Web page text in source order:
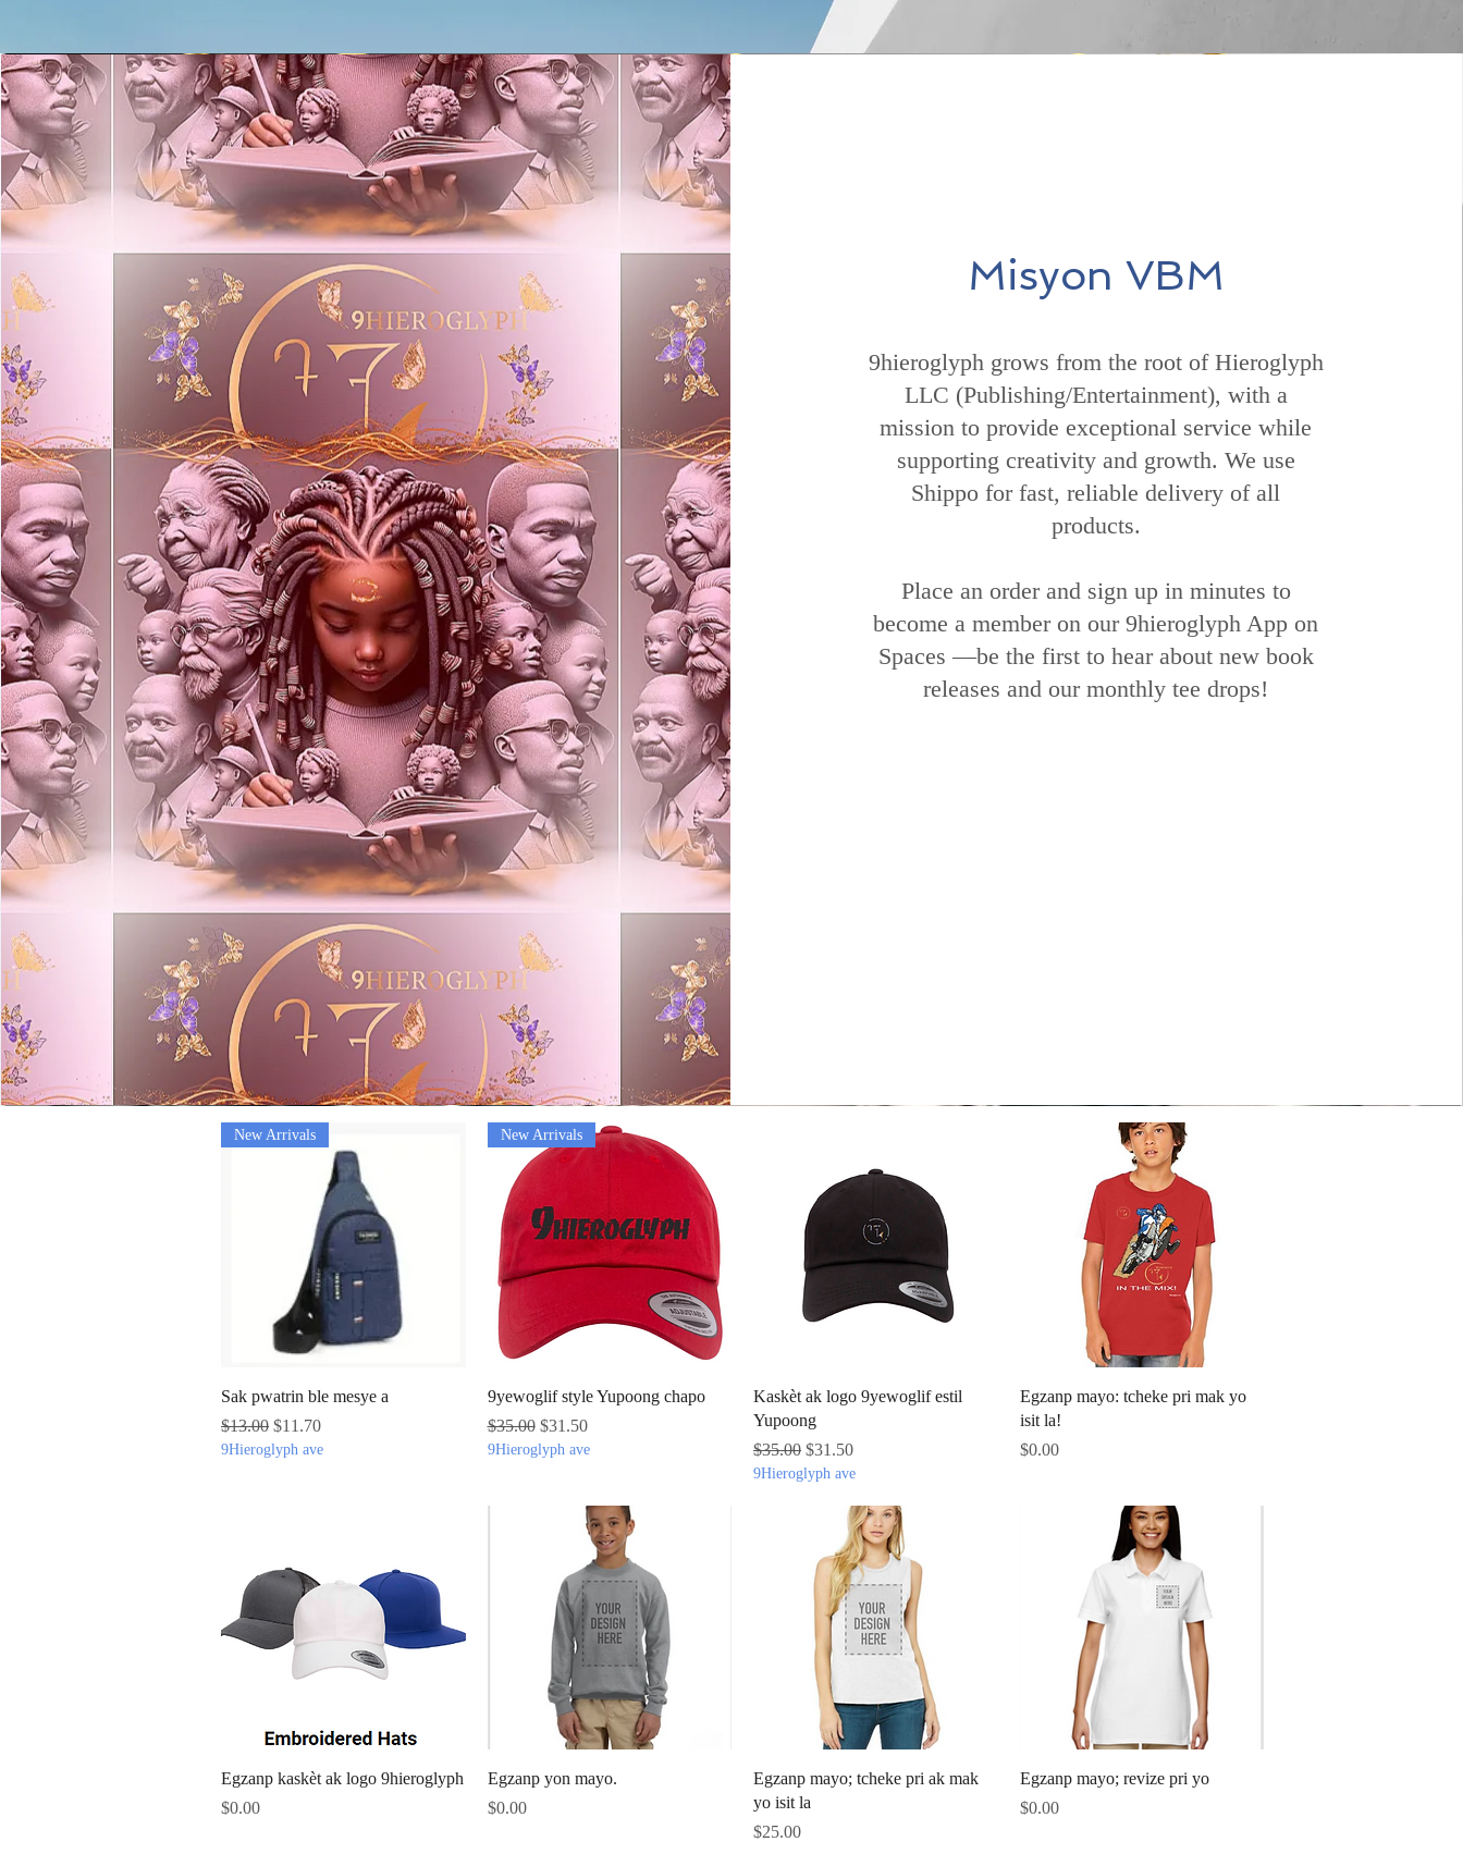
Misyon VBM
9hieroglyph grows from the root of Hieroglyph
LLC (Publishing/Entertainment), with a
mission to provide exceptional service while
supporting creativity and growth. We use
Shippo for fast, reliable delivery of all
products.
Place an order and sign up in minutes to
become a member on our 9hieroglyph App on
Spaces —be the first to hear about new book
releases and our monthly tee drops!
Quick View
New Arrivals
Sak pwatrin ble mesye a
Regular Price
$13.00 Sale Price
$11.70
9Hieroglyph ave
Quick View
New Arrivals
9yewoglif style Yupoong chapo
Regular Price
$35.00 Sale Price
$31.50
9Hieroglyph ave
Quick View
Kaskèt ak logo 9yewoglif estil
Yupoong
Regular Price
$35.00 Sale Price
$31.50
9Hieroglyph ave
Quick View
Egzanp mayo: tcheke pri mak yo
isit la!
Price
$0.00
Quick View
Egzanp kaskèt ak logo 9hieroglyph
Price
$0.00
Quick View
Egzanp yon mayo.
Price
$0.00
Quick View
Egzanp mayo; tcheke pri ak mak
yo isit la
Price
$25.00
Quick View
Egzanp mayo; revize pri yo
Price
$0.00